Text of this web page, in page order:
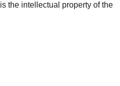
the intellectual property of the